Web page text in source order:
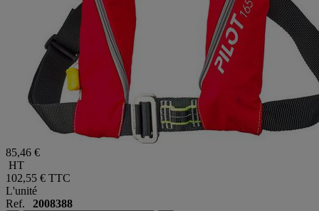
85,46 €
HT
102,55 € TTC
L'unité
Ref. 2008388